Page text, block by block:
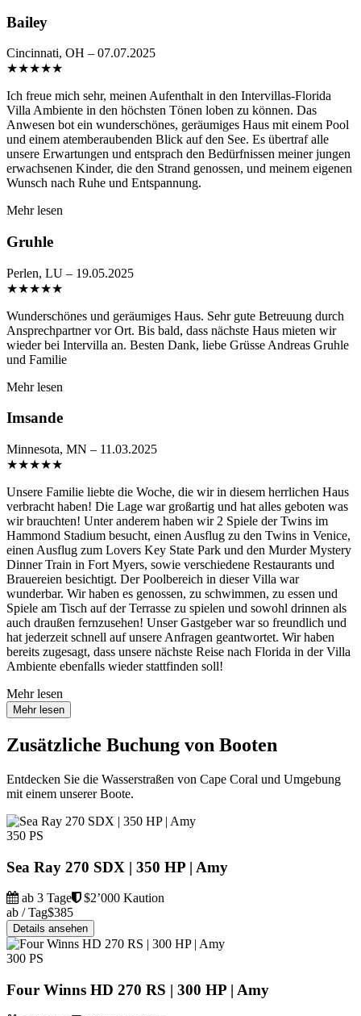
Bailey
Cincinnati, OH – 07.07.2025
★★★★★
Ich freue mich sehr, meinen Aufenthalt in den Intervillas-Florida
Villa Ambiente in den höchsten Tönen loben zu können. Das
Anwesen bot ein wunderschönes, geräumiges Haus mit einem Pool
und einem atemberaubenden Blick auf den See. Es übertraf alle
unsere Erwartungen und entsprach den Bedürfnissen meiner jungen
erwachsenen Kinder, die den Strand genossen, und meinem eigenen
Wunsch nach Ruhe und Entspannung.
Mehr lesen
Gruhle
Perlen, LU – 19.05.2025
★★★★★
Wunderschönes und geräumiges Haus. Sehr gute Betreuung durch
Ansprechpartner vor Ort. Bis bald, dass nächste Haus mieten wir
wieder bei Intervilla an. Besten Dank, liebe Grüsse Andreas Gruhle
und Familie
Mehr lesen
Imsande
Minnesota, MN – 11.03.2025
★★★★★
Unsere Familie liebte die Woche, die wir in diesem herrlichen Haus
verbracht haben! Die Lage war großartig und hat alles geboten was
wir brauchten! Unter anderem haben wir 2 Spiele der Twins im
Hammond Stadium besucht, einen Ausflug zu den Twins in Venice,
einen Ausflug zum Lovers Key State Park und den Murder Mystery
Dinner Train in Fort Myers, sowie verschiedene Restaurants und
Brauereien besichtigt. Der Poolbereich in dieser Villa war
wunderbar. Wir haben es genossen, zu schwimmen, zu essen und
Spiele am Tisch auf der Terrasse zu spielen und sowohl drinnen als
auch draußen fernzusehen! Unser Gastgeber war so freundlich und
hat jederzeit schnell auf unsere Anfragen geantwortet. Wir haben
bereits zugesagt, dass unsere nächste Reise nach Florida in der Villa
Ambiente ebenfalls wieder stattfinden soll!
Mehr lesen
Mehr lesen
Zusätzliche Buchung von Booten
Entdecken Sie die Wasserstraßen von Cape Coral und Umgebung
mit einem unserer Boote.
350 PS
Sea Ray 270 SDX | 350 HP | Amy
ab 3 Tage
$2’000 Kaution
ab / Tag$385
Details ansehen
300 PS
Four Winns HD 270 RS | 300 HP | Amy